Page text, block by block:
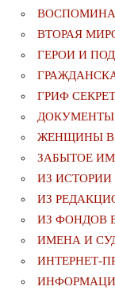
ВТОРАЯ
ГЕРОИ И
ГРИФ
ЖЕНЩИНЫ В
ЗАБЫТОЕ
ИЗ
ИЗ
ИЗ ФОНДОВ
ИМЕНА И
ИНТЕРНЕТ-